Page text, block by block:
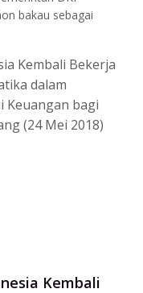
bakau sebagai
Kembali